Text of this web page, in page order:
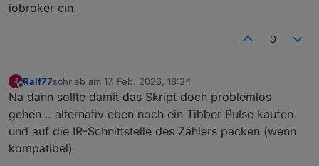
iobroker ein.
0
R
Offline
Ralf77schrieb am 17. Feb. 2026, 18:24
zuletzt editiert von
Na dann sollte damit das Skript doch problemlos
gehen… alternativ eben noch ein Tibber Pulse kaufen
und auf die IR-Schnittstelle des Zählers packen (wenn
kompatibel)